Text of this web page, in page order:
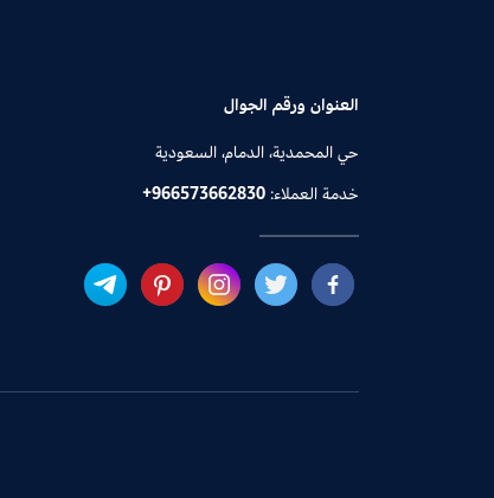
العنوان ورقم الجوال
حي المحمدية، الدمام، السعودية
خدمة العملاء:+966573662830